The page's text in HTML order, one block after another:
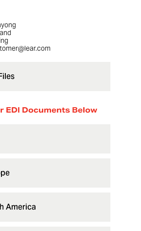
EDI Documents Below
America